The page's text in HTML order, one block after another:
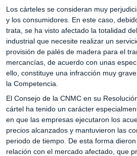
Los cárteles se consideran muy
y los consumidores. En este caso,
trata, se ha visto afectado la totalidad
industrial que necesite realizar un
provisión de palés de madera para el
mercancías, de acuerdo con unas
ello, constituye una infracción muy
la Competencia.
El Consejo de la CNMC en su
cártel ha tenido un carácter
en que las empresas ejecutaron los
precios alcanzados y mantuvieron las
periodo de tiempo. De esta forma
relación con el mercado afectado, que